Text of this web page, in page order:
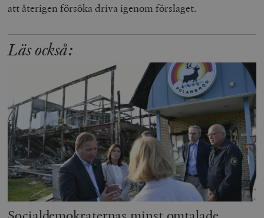
att återigen försöka driva igenom förslaget.
Läs också: